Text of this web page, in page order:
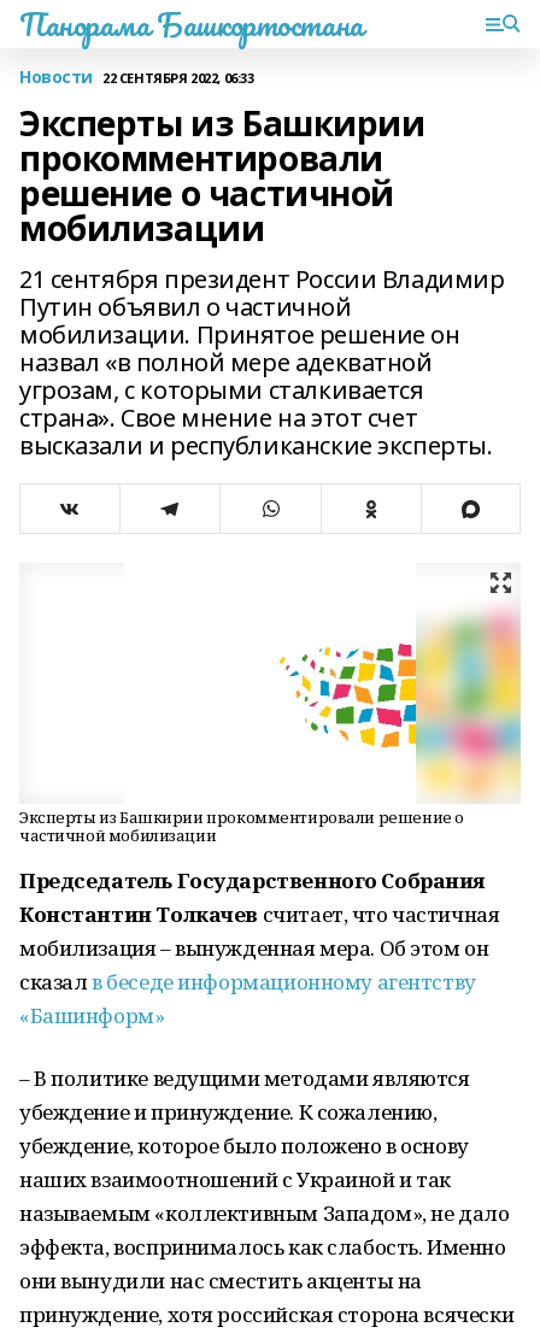
Панорама Башкортостана
Новости 22 СЕНТЯБРЯ 2022, 06:33
Эксперты из Башкирии
прокомментировали
решение о частичной
мобилизации
21 сентября президент России Владимир
Путин объявил о частичной
мобилизации. Принятое решение он
назвал «в полной мере адекватной
угрозам, с которыми сталкивается
страна». Свое мнение на этот счет
высказали и республиканские эксперты.
Эксперты из Башкирии прокомментировали решение о
частичной мобилизации
Председатель Государственного Собрания
Константин Толкачев считает, что частичная
мобилизация – вынужденная мера. Об этом он
сказалв беседе информационному агентству
«Башинформ»
– В политике ведущими методами являются
убеждение и принуждение. К сожалению,
убеждение, которое было положено в основу
наших взаимоотношений с Украиной и так
называемым «коллективным Западом», не дало
эффекта, воспринималось как слабость. Именно
они вынудили нас сместить акценты на
принуждение, хотя российская сторона всячески